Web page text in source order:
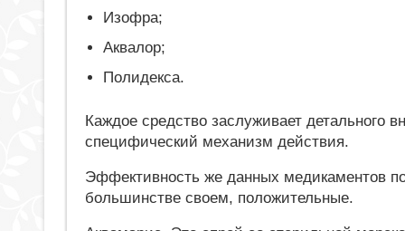
Изофра;
Аквалор;
Полидекса.
Каждое средство заслуживает детального
специфический механизм действия.
Эффективность же данных медикаментов
большинстве своем, положительные.